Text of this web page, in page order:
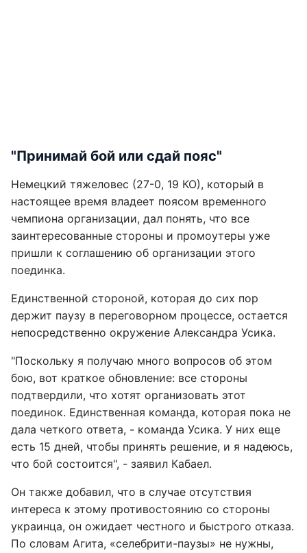
"Принимай бой или сдай пояс"
Немецкий тяжеловес (27-0, 19 КО), который в
настоящее время владеет поясом временного
чемпиона организации, дал понять, что все
заинтересованные стороны и промоутеры уже
пришли к соглашению об организации этого
поединка.
Единственной стороной, которая до сих пор
держит паузу в переговорном процессе, остается
непосредственно окружение Александра Усика.
"Поскольку я получаю много вопросов об этом
бою, вот краткое обновление: все стороны
подтвердили, что хотят организовать этот
поединок. Единственная команда, которая пока не
дала четкого ответа, - команда Усика. У них еще
есть 15 дней, чтобы принять решение, и я надеюсь,
что бой состоится", - заявил Кабаел.
Он также добавил, что в случае отсутствия
интереса к этому противостоянию со стороны
украинца, он ожидает честного и быстрого отказа.
По словам Агита, «селебрити-паузы» не нужны,